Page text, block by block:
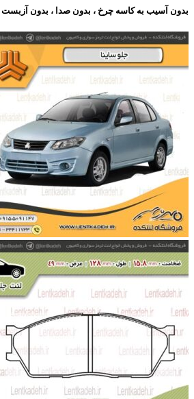
بدون آسیب به کاسه چرخ ، بدون صدا ، بدون آزبست